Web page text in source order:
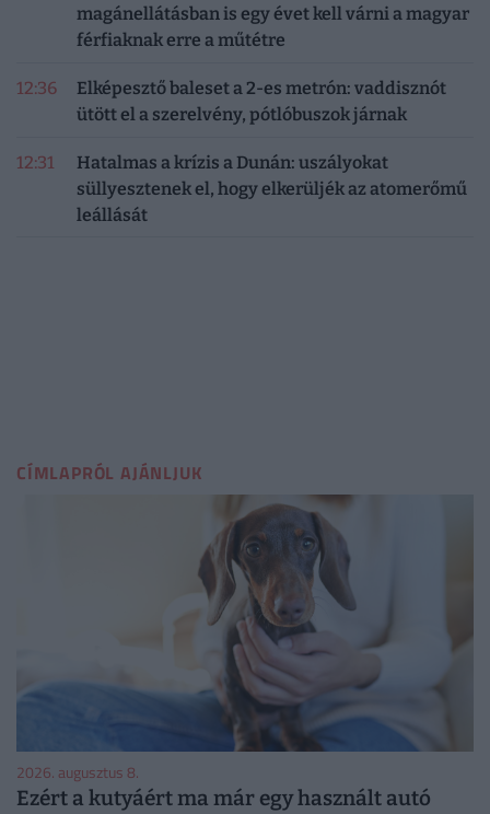
magánellátásban is egy évet kell várni a magyar
férfiaknak erre a műtétre
12:36
Elképesztő baleset a 2-es metrón: vaddisznót
ütött el a szerelvény, pótlóbuszok járnak
12:31
Hatalmas a krízis a Dunán: uszályokat
süllyesztenek el, hogy elkerüljék az atomerőmű
leállását
CÍMLAPRÓL AJÁNLJUK
2026. augusztus 8.
Ezért a kutyáért ma már egy használt autó